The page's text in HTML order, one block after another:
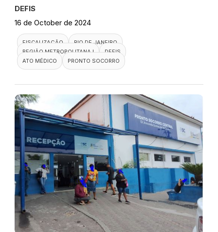
DEFIS
16 de October de 2024
FISCALIZAÇÃO
RIO DE JANEIRO
REGIÃO METROPOLITANA I
DEFIS
ATO MÉDICO
PRONTO SOCORRO